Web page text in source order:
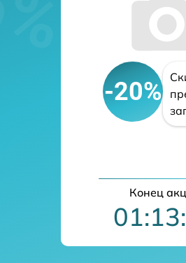
-20%
Конец